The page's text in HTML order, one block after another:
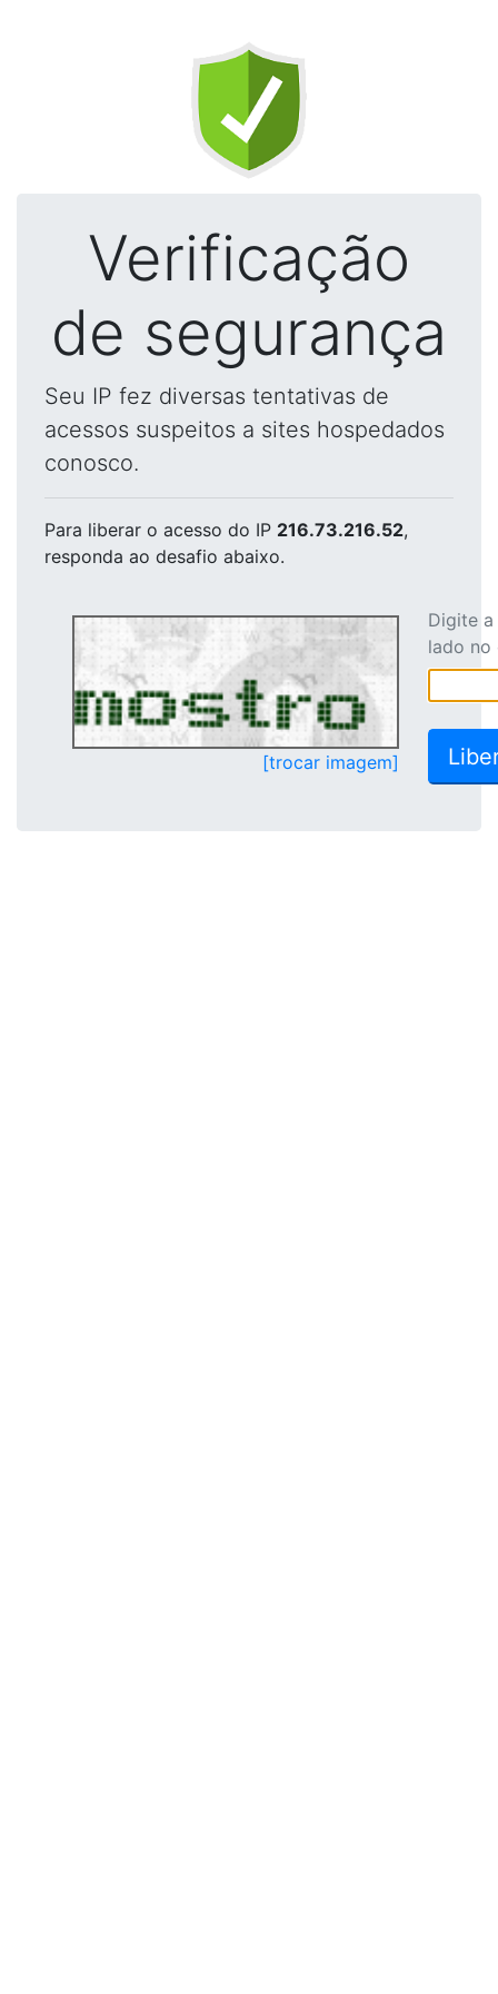
Verificação
de segurança
Seu IP fez diversas tentativas de
acessos suspeitos a sites hospedados
conosco.
Para liberar o acesso do IP 216.73.216.52,
responda ao desafio abaixo.
[trocar imagem]
Digite
lado no